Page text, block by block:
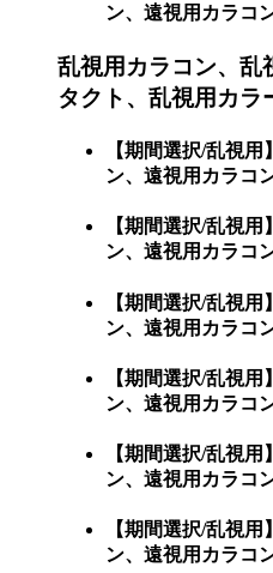
ン、遠視用カラコ
乱視用カラコン、乱
タクト、乱視用カラ
【期間選択/乱視
ン、遠視用カラコ
【期間選択/乱視
ン、遠視用カラコ
【期間選択/乱視
ン、遠視用カラコ
【期間選択/乱視
ン、遠視用カラコ
【期間選択/乱視
ン、遠視用カラコ
【期間選択/乱視
ン、遠視用カラコ